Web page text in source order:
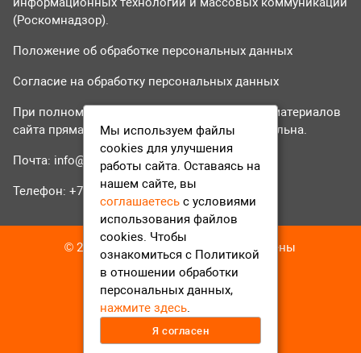
(Роскомнадзор).
Положение об обработке персональных данных
Согласие на обработку персональных данных
При полном или частичном использовании материалов
сайта прямая гиперссылка на tvr24.tv обязательна.
Почта: info@tvr24.tv
Телефон: +7 (496) 551-04-95
© 2016-2023 ТВР24 Все права защищены
Мы используем файлы
cookies для улучшения
работы сайта. Оставаясь на
нашем сайте, вы
соглашаетесь с условиями
использования файлов
cookies. Чтобы
ознакомиться с Политикой
в отношении обработки
персональных данных,
нажмите здесь.
Я согласен